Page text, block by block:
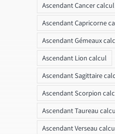
Ascendant Cancer calcul
Ascendant Capricorne
Ascendant Gémeaux
Ascendant Lion calcul
Ascendant Sagittaire
Ascendant Scorpion
Ascendant Taureau
Ascendant Verseau